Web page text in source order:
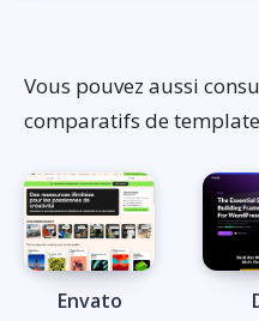
Vous pouvez aussi
comparatifs de
Envato